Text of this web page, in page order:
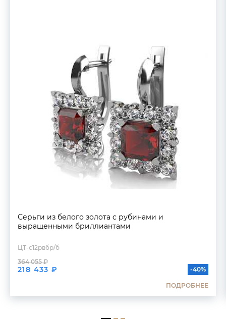
Серьги из белого золота с рубинами и
выращенными бриллиантами
ЦТ-с12рвбр/б
218 433 ₽
364 055 ₽
-40%
ПОДРОБНЕЕ